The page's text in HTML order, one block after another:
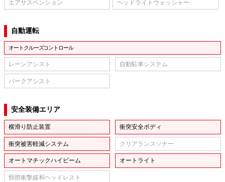
エアサスペンション ヘッドライトウォッシャー
自動運転
オートクルーズコントロール
レーンアシスト 自動駐車システム
パークアシスト
安全装備エリア
横滑り防止装置 衝突安全ボディ
衝突被害軽減システム クリアランスソナー
オートマチックハイビーム オートライト
頸部衝撃緩和ヘッドレスト